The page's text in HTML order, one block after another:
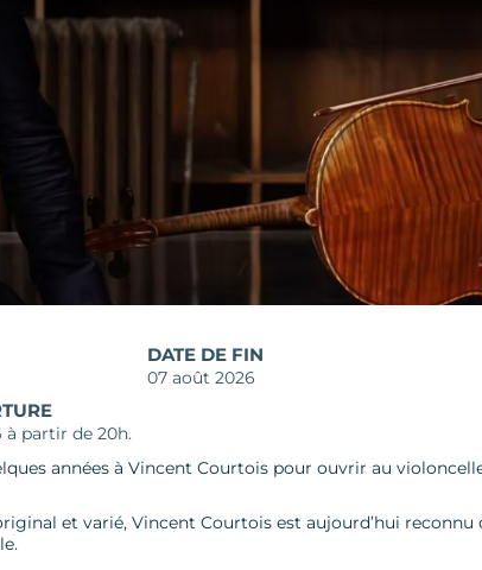
DATE DE FIN
07 août 2026
à partir de 20h.
années à Vincent Courtois pour ouvrir au
et varié, Vincent Courtois est aujourd’hui